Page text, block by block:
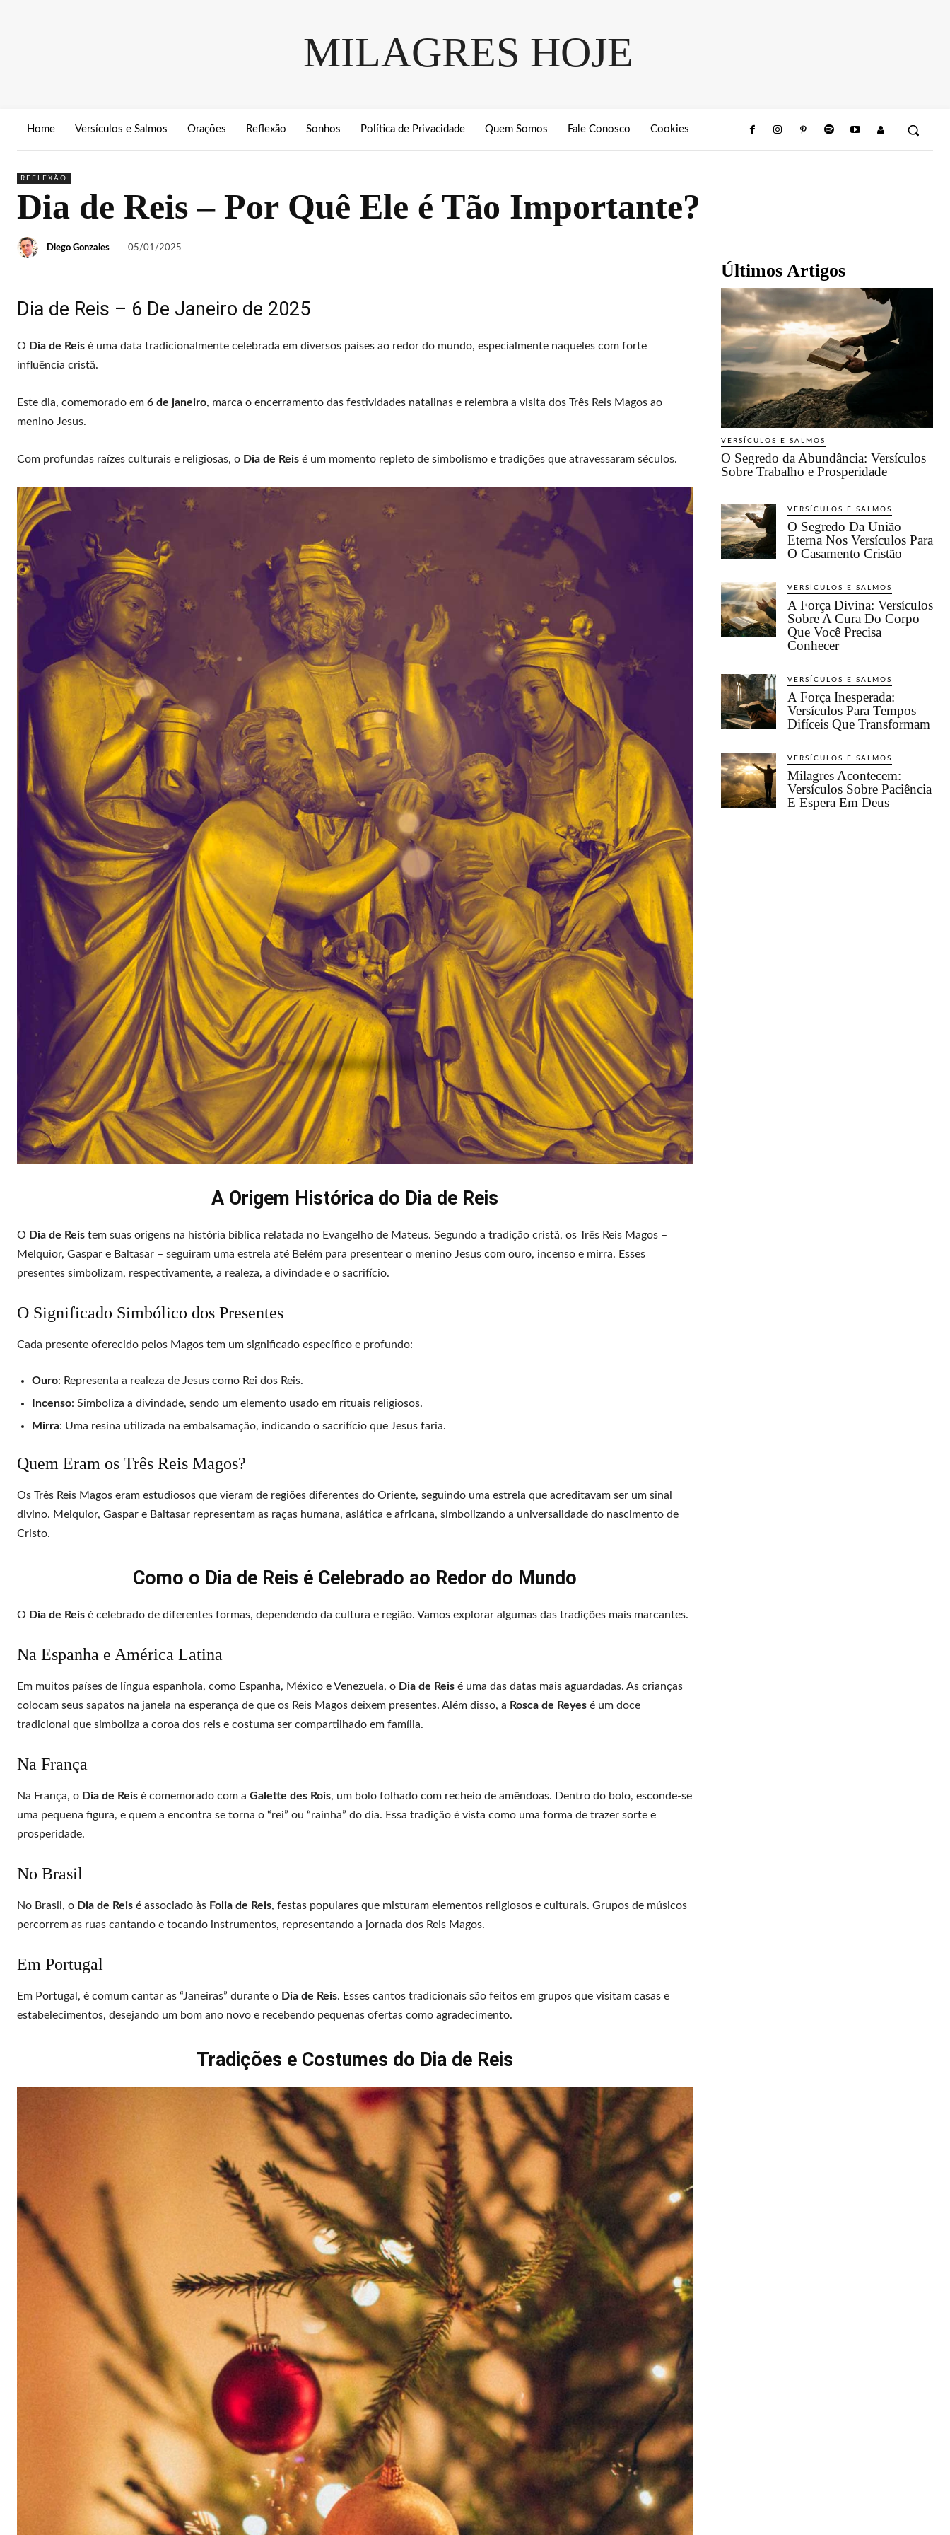
MILAGRES HOJE
Home Versículos e Salmos Orações Reflexão Sonhos Política de Privacidade Quem Somos Fale Conosco Cookies
REFLEXÃO
Dia de Reis – Por Quê Ele é Tão Importante?
Diego Gonzales 05/01/2025
Dia de Reis – 6 De Janeiro de 2025
O Dia de Reis é uma data tradicionalmente celebrada em diversos países ao redor do mundo, especialmente naqueles com forte
influência cristã.
Este dia, comemorado em 6 de janeiro, marca o encerramento das festividades natalinas e relembra a visita dos Três Reis Magos ao
menino Jesus.
Com profundas raízes culturais e religiosas, o Dia de Reis é um momento repleto de simbolismo e tradições que atravessaram séculos.
A Origem Histórica do Dia de Reis
O Dia de Reis tem suas origens na história bíblica relatada no Evangelho de Mateus. Segundo a tradição cristã, os Três Reis Magos –
Melquior, Gaspar e Baltasar – seguiram uma estrela até Belém para presentear o menino Jesus com ouro, incenso e mirra. Esses
presentes simbolizam, respectivamente, a realeza, a divindade e o sacrifício.
O Significado Simbólico dos Presentes
Cada presente oferecido pelos Magos tem um significado específico e profundo:
Ouro: Representa a realeza de Jesus como Rei dos Reis.
Incenso: Simboliza a divindade, sendo um elemento usado em rituais religiosos.
Mirra: Uma resina utilizada na embalsamação, indicando o sacrifício que Jesus faria.
Quem Eram os Três Reis Magos?
Os Três Reis Magos eram estudiosos que vieram de regiões diferentes do Oriente, seguindo uma estrela que acreditavam ser um sinal
divino. Melquior, Gaspar e Baltasar representam as raças humana, asiática e africana, simbolizando a universalidade do nascimento de
Cristo.
Como o Dia de Reis é Celebrado ao Redor do Mundo
O Dia de Reis é celebrado de diferentes formas, dependendo da cultura e região. Vamos explorar algumas das tradições mais marcantes.
Na Espanha e América Latina
Em muitos países de língua espanhola, como Espanha, México e Venezuela, o Dia de Reis é uma das datas mais aguardadas. As crianças
colocam seus sapatos na janela na esperança de que os Reis Magos deixem presentes. Além disso, a Rosca de Reyes é um doce
tradicional que simboliza a coroa dos reis e costuma ser compartilhado em família.
Na França
Na França, o Dia de Reis é comemorado com a Galette des Rois, um bolo folhado com recheio de amêndoas. Dentro do bolo, esconde-se
uma pequena figura, e quem a encontra se torna o “rei” ou “rainha” do dia. Essa tradição é vista como uma forma de trazer sorte e
prosperidade.
No Brasil
No Brasil, o Dia de Reis é associado às Folia de Reis, festas populares que misturam elementos religiosos e culturais. Grupos de músicos
percorrem as ruas cantando e tocando instrumentos, representando a jornada dos Reis Magos.
Em Portugal
Em Portugal, é comum cantar as “Janeiras” durante o Dia de Reis. Esses cantos tradicionais são feitos em grupos que visitam casas e
estabelecimentos, desejando um bom ano novo e recebendo pequenas ofertas como agradecimento.
Tradições e Costumes do Dia de Reis
Últimos Artigos
VERSÍCULOS E SALMOS
O Segredo da Abundância: Versículos
Sobre Trabalho e Prosperidade
VERSÍCULOS E SALMOS
O Segredo Da União
Eterna Nos Versículos Para
O Casamento Cristão
VERSÍCULOS E SALMOS
A Força Divina: Versículos
Sobre A Cura Do Corpo
Que Você Precisa
Conhecer
VERSÍCULOS E SALMOS
A Força Inesperada:
Versículos Para Tempos
Difíceis Que Transformam
VERSÍCULOS E SALMOS
Milagres Acontecem:
Versículos Sobre Paciência
E Espera Em Deus